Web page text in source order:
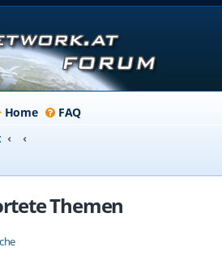
Home FAQ
Themen